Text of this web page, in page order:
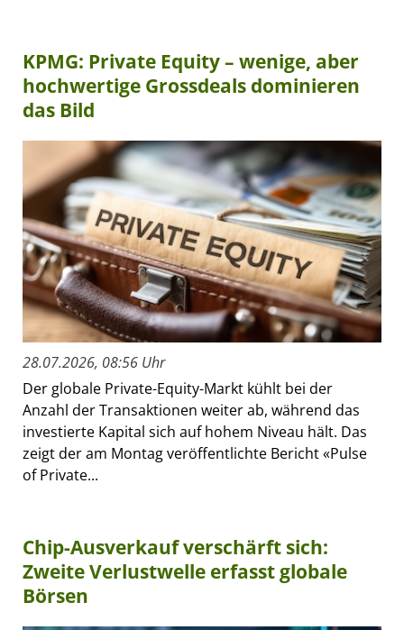
KPMG: Private Equity – wenige, aber
hochwertige Grossdeals dominieren
das Bild
28.07.2026, 08:56 Uhr
Der globale Private-Equity-Markt kühlt bei der
Anzahl der Transaktionen weiter ab, während das
investierte Kapital sich auf hohem Niveau hält. Das
zeigt der am Montag veröffentlichte Bericht «Pulse
of Private...
Chip-Ausverkauf verschärft sich:
Zweite Verlustwelle erfasst globale
Börsen